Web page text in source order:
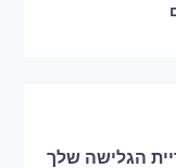
הגלישה שלך